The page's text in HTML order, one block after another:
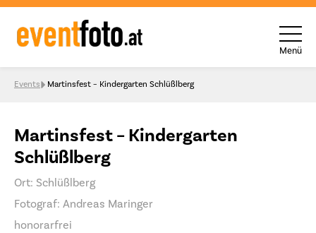
Skip to content
Menü
Events Martinsfest – Kindergarten Schlüßlberg
Martinsfest – Kindergarten
Schlüßlberg
Ort: Schlüßlberg
Fotograf: Andreas Maringer
honorarfrei